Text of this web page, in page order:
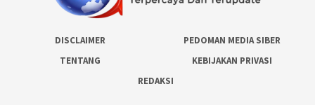
DISCLAIMER
PEDOMAN MEDIA SIBER
TENTANG
KEBIJAKAN PRIVASI
REDAKSI